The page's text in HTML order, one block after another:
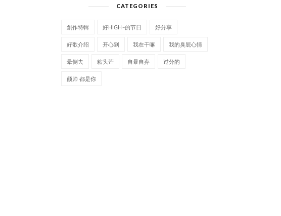
CATEGORIES
創作特輯 好HIGH~的节日 好分享
好歌介绍 开心到 我在干嘛 我的臭屁心情
晕倒去 粘头芒 自暴自弃 过分的
颜帅 都是你